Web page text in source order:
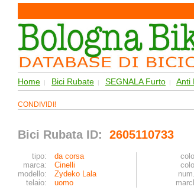
Home | Bici Rubate | SEGNALA Furto | Anti
CONDIVIDI!
Bici Rubata ID: 2605110733
tipo: da corsa
marca:
Cinelli
modello:
Zydeko Lala
telaio:
uomo